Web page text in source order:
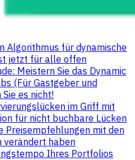
Algorithmus für dynamische
jetzt für alle offen
Meistern Sie das Dynamic
(Für Gastgeber und
es nicht!
im Griff mit
für nicht buchbare Lücken
Preisempfehlungen mit den
verändert haben
Ihres Portfolios